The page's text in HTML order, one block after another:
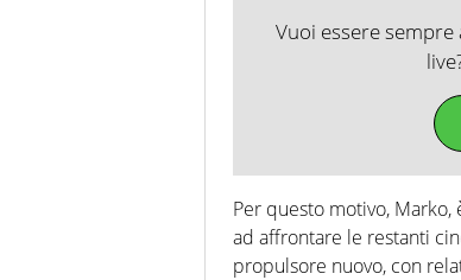
Vuoi essere
Per questo motivo,
ad affrontare le restanti
propulsore nuovo, con